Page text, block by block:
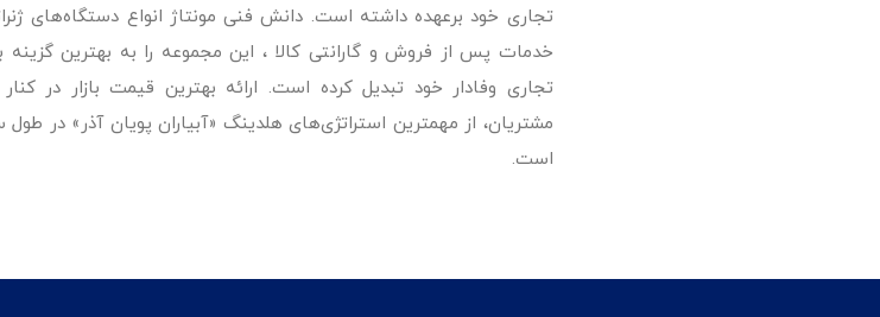
تجاری خود برعهده داشته است. دانش فنی مونتاژ انواع دستگاه‌های
خدمات پس از فروش و گارانتی کالا ، این مجموعه را به بهترین گزینه
تجاری وفادار خود تبدیل کرده است. ارائه بهترین قیمت بازار در
مشتریان، از مهمترین استراتژی‌های هلدینگ «آبیاران پویان آذر» در
است.